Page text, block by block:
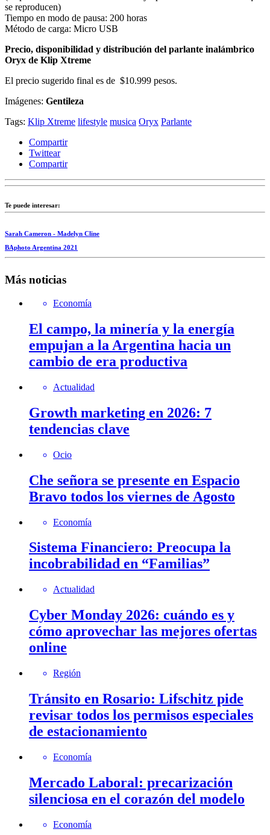
se reproducen)
Tiempo en modo de pausa: 200 horas
Método de carga: Micro USB
Precio, disponibilidad y distribución del parlante inalámbrico
Oryx de Klip Xtreme
El precio sugerido final es de $10.999 pesos.
Imágenes: Gentileza
Tags: Klip Xtreme lifestyle musica Oryx Parlante
Compartir
Twittear
Compartir
Te puede interesar:
Sarah Cameron - Madelyn Cline
BAphoto Argentina 2021
Más noticias
Economía
El campo, la minería y la energía
empujan a la Argentina hacia un
cambio de era productiva
Actualidad
Growth marketing en 2026: 7
tendencias clave
Ocio
Che señora se presente en Espacio
Bravo todos los viernes de Agosto
Economía
Sistema Financiero: Preocupa la
incobrabilidad en “Familias”
Actualidad
Cyber Monday 2026: cuándo es y
cómo aprovechar las mejores ofertas
online
Región
Tránsito en Rosario: Lifschitz pide
revisar todos los permisos especiales
de estacionamiento
Economía
Mercado Laboral: precarización
silenciosa en el corazón del modelo
Economía